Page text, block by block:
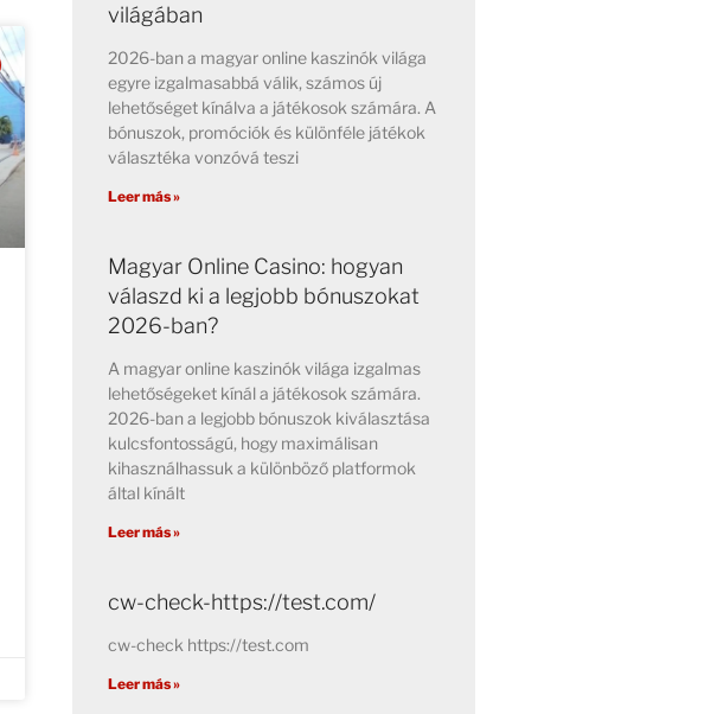
világában
2026-ban a magyar online kaszinók világa
egyre izgalmasabbá válik, számos új
lehetőséget kínálva a játékosok számára. A
bónuszok, promóciók és különféle játékok
választéka vonzóvá teszi
Leer más »
Magyar Online Casino: hogyan
válaszd ki a legjobb bónuszokat
2026-ban?
A magyar online kaszinók világa izgalmas
lehetőségeket kínál a játékosok számára.
2026-ban a legjobb bónuszok kiválasztása
kulcsfontosságú, hogy maximálisan
kihasználhassuk a különböző platformok
által kínált
Leer más »
cw-check-https://test.com/
cw-check https://test.com
Leer más »